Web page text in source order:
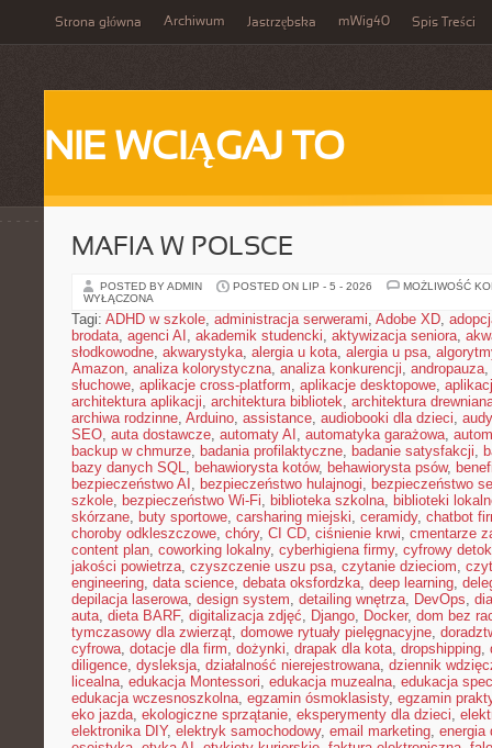
Strona główna Archiwum Jastrzębska mWig40 Spis Treści
NIE WCIĄGAJ TO
MAFIA W POLSCE
POSTED BY ADMIN POSTED ON LIP - 5 - 2026
MOŻLIWOŚĆ
WYŁĄCZONA
Tagi: ADHD w szkole, administracja serwerami, Adobe XD,
brodata, agenci AI , akademik studencki, aktywizacja seniora,
słodkowodne, akwarystyka, alergia u kota, alergia u psa,
Amazon, analiza kolorystyczna, analiza konkurencji, andropauza,
słuchowe, aplikacje cross-platform, aplikacje desktopowe,
architektura aplikacji, architektura bibliotek, architektura
archiwa rodzinne, Arduino, assistance, audiobooki dla dzieci,
SEO, auta dostawcze, automaty AI , automatyka garażowa,
backup w chmurze, badania profilaktyczne, badanie satysfakcji,
bazy danych SQL, behawiorysta kotów, behawiorysta psów,
bezpieczeństwo AI , bezpieczeństwo hulajnogi, bezpieczeństwo
szkole, bezpieczeństwo Wi-Fi, biblioteka szkolna, biblioteki
skórzane, buty sportowe, carsharing miejski, ceramidy, chatbot
choroby odkleszczowe, chóry, CI CD, ciśnienie krwi, cmentarze
content plan, coworking lokalny, cyberhigiena firmy, cyfrowy
jakości powietrza, czyszczenie uszu psa, czytanie dzieciom,
engineering, data science, debata oksfordzka, deep learning,
depilacja laserowa, design system, detailing wnętrza, DevOps,
auta, dieta BARF, digitalizacja zdjęć, Django, Docker, dom bez
tymczasowy dla zwierząt, domowe rytuały pielęgnacyjne,
cyfrowa, dotacje dla firm, dożynki, drapak dla kota, dropshipping,
diligence, dysleksja, działalność nierejestrowana, dziennik
licealna, edukacja Montessori, edukacja muzealna, edukacja
edukacja wczesnoszkolna, egzamin ósmoklasisty, egzamin
eko jazda, ekologiczne sprzątanie, eksperymenty dla dzieci,
elektronika DIY, elektryk samochodowy, email marketing, energia